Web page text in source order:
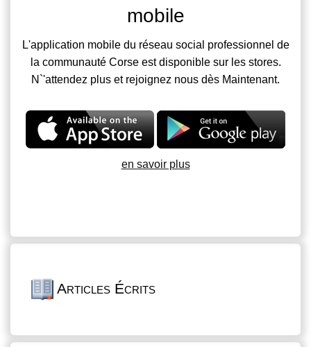
mobile
L'application mobile du réseau social professionnel de
la communauté Corse est disponible sur les stores.
N`'attendez plus et rejoignez nous dès Maintenant.
en savoir plus
Articles Écrits